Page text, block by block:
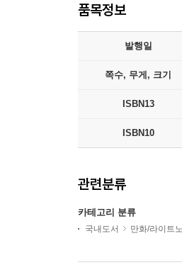
품목정보
발행일
쪽수, 무게, 크기
ISBN13
ISBN10
관련분류
카테고리 분류
국내도서 만화/라이트